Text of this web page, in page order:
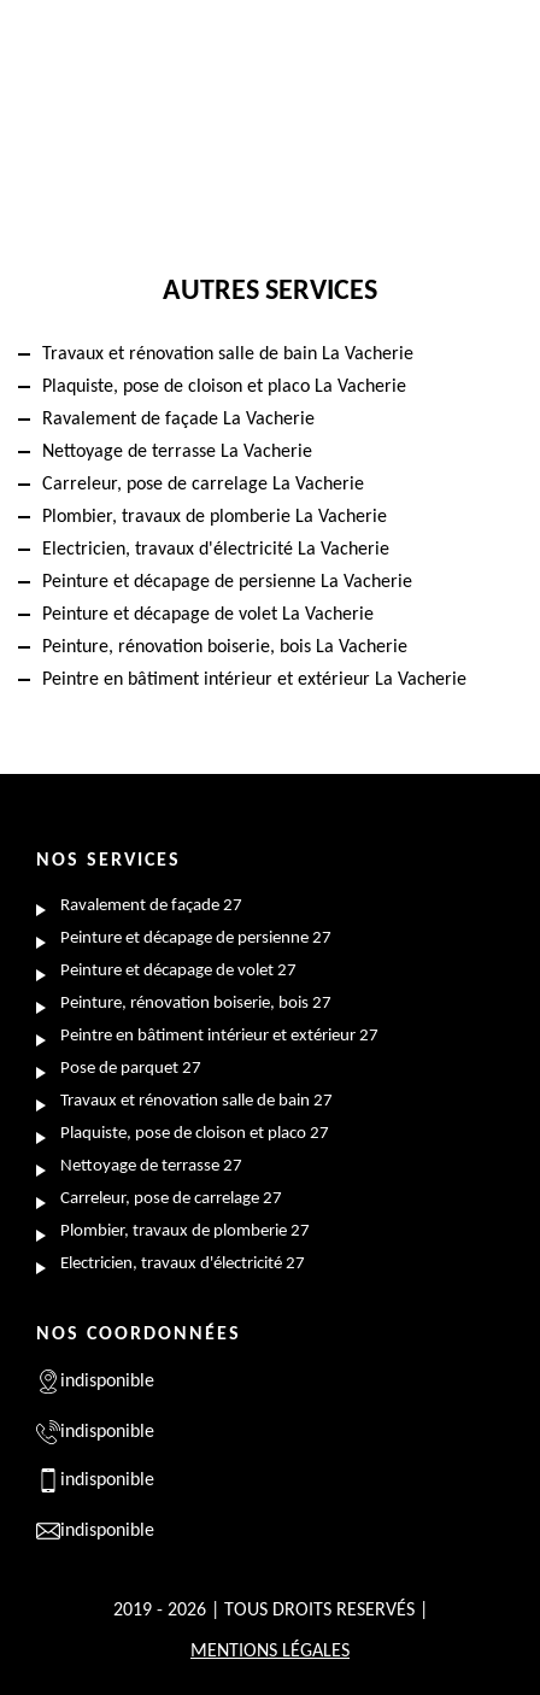
AUTRES SERVICES
Travaux et rénovation salle de bain La Vacherie
Plaquiste, pose de cloison et placo La Vacherie
Ravalement de façade La Vacherie
Nettoyage de terrasse La Vacherie
Carreleur, pose de carrelage La Vacherie
Plombier, travaux de plomberie La Vacherie
Electricien, travaux d'électricité La Vacherie
Peinture et décapage de persienne La Vacherie
Peinture et décapage de volet La Vacherie
Peinture, rénovation boiserie, bois La Vacherie
Peintre en bâtiment intérieur et extérieur La Vacherie
NOS SERVICES
Ravalement de façade 27
Peinture et décapage de persienne 27
Peinture et décapage de volet 27
Peinture, rénovation boiserie, bois 27
Peintre en bâtiment intérieur et extérieur 27
Pose de parquet 27
Travaux et rénovation salle de bain 27
Plaquiste, pose de cloison et placo 27
Nettoyage de terrasse 27
Carreleur, pose de carrelage 27
Plombier, travaux de plomberie 27
Electricien, travaux d'électricité 27
NOS COORDONNÉES
indisponible
indisponible
indisponible
indisponible
2019 - 2026 | TOUS DROITS RESERVÉS |
MENTIONS LÉGALES